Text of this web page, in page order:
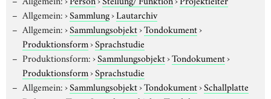
Allgemein:›Sammlung›Lautarchiv
Allgemein:›Sammlungsobjekt›Tondokument›
Produktionsform›Sprachstudie
Produktionsform:›Sammlungsobjekt›Tondokument›
Produktionsform›Sprachstudie
Allgemein:›Sammlungsobjekt›Tondokument›Schallplatte